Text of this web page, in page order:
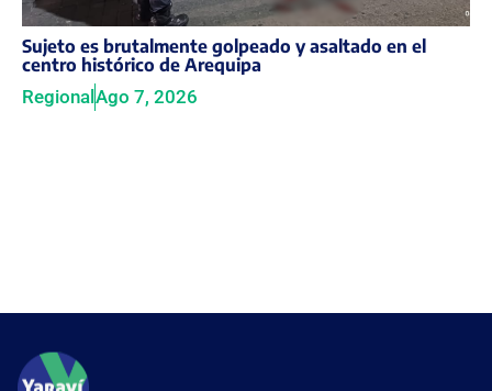
Sujeto es brutalmente golpeado y asaltado en el
centro histórico de Arequipa
RegionalAgo 7, 2026